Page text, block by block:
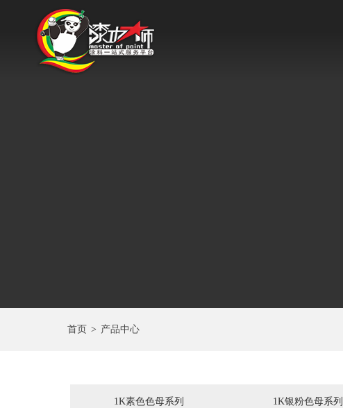
首页 > 产品中心
1K素色色母系列 1K银粉色母系列